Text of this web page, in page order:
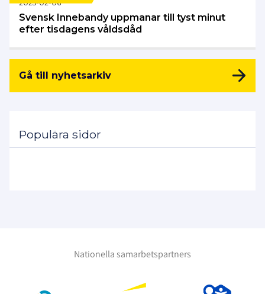
2025-02-06
Svensk Innebandy uppmanar till tyst minut
efter tisdagens våldsdåd
Gå till nyhetsarkiv
Populära sidor
Nationella samarbetspartners